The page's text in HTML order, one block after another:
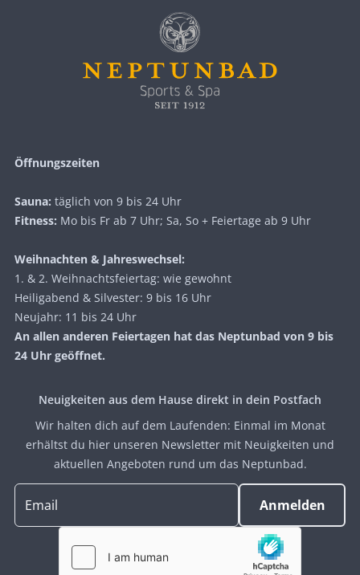
Öffnungszeiten
Sauna: täglich von 9 bis 24 Uhr
Fitness: Mo bis Fr ab 7 Uhr; Sa, So + Feiertage ab 9 Uhr
Weihnachten & Jahreswechsel:
1. & 2. Weihnachtsfeiertag: wie gewohnt
Heiligabend & Silvester: 9 bis 16 Uhr
Neujahr: 11 bis 24 Uhr
An allen anderen Feiertagen hat das Neptunbad von 9 bis
24 Uhr geöffnet.
Neuigkeiten aus dem Hause direkt in dein Postfach
Wir halten dich auf dem Laufenden: Einmal im Monat
erhältst du hier unseren Newsletter mit Neuigkeiten und
aktuellen Angeboten rund um das Neptunbad.